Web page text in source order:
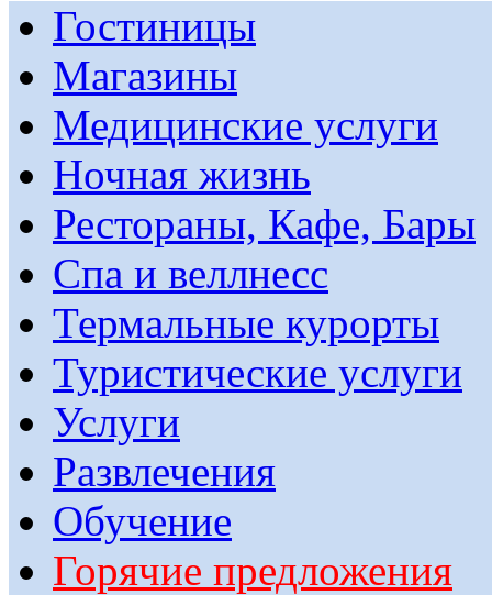
Гостиницы
Магазины
Медицинские услуги
Ночная жизнь
Рестораны, Кафе, Бары
Спа и веллнесс
Термальные курорты
Туристические услуги
Услуги
Развлечения
Обучение
Горячие предложения